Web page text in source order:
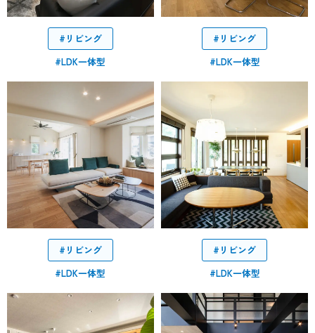
#リビング
#LDK一体型
#リビング
#LDK一体型
#リビング
#LDK一体型
#リビング
#LDK一体型